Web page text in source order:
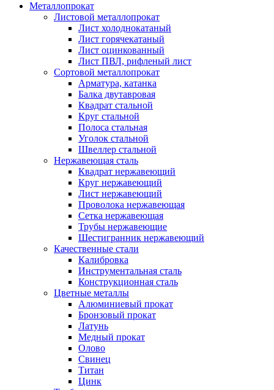
Металлопрокат
Листовой металлопрокат
Лист холоднокатаный
Лист горячекатаный
Лист оцинкованный
Лист ПВЛ, рифленый лист
Сортовой металлопрокат
Арматура, катанка
Балка двутавровая
Квадрат стальной
Круг стальной
Полоса стальная
Уголок стальной
Швеллер стальной
Нержавеющая сталь
Квадрат нержавеющий
Круг нержавеющий
Лист нержавеющий
Проволока нержавеющая
Сетка нержавеющая
Трубы нержавеющие
Шестигранник нержавеющий
Качественные стали
Калибровка
Инструментальная сталь
Конструкционная сталь
Цветные металлы
Алюминиевый прокат
Бронзовый прокат
Латунь
Медный прокат
Олово
Свинец
Титан
Цинк